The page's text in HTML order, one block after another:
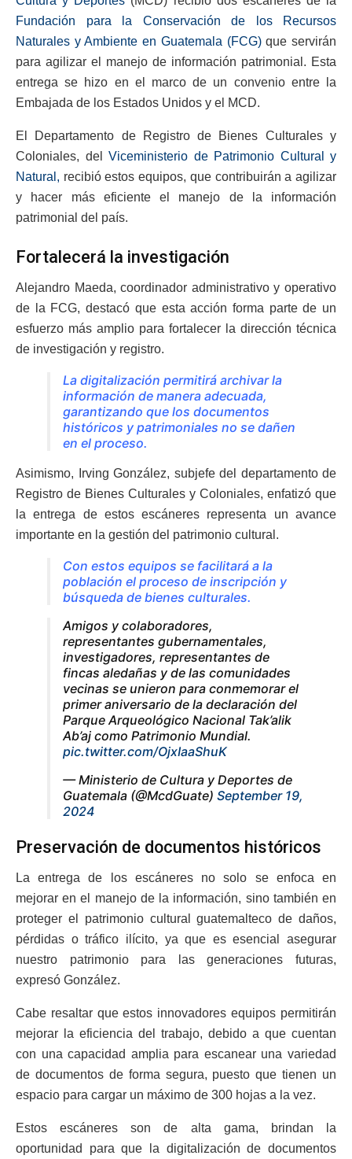
Fundación para la Conservación de los Recursos
Naturales y Ambiente en Guatemala (FCG)que servirán
para agilizar el manejo de información patrimonial. Esta
entrega se hizo en el marco de un convenio entre la
Embajada de los Estados Unidos y el MCD.
El Departamento de Registro de Bienes Culturales y
Coloniales, del Viceministerio de Patrimonio Cultural y
Natural, recibió estos equipos, que contribuirán a agilizar
y hacer más eficiente el manejo de la información
patrimonial del país.
Fortalecerá la investigación
Alejandro Maeda, coordinador administrativo y operativo
de la FCG, destacó que esta acción forma parte de un
esfuerzo más amplio para fortalecer la dirección técnica
de investigación y registro.
La digitalización permitirá archivar la
información de manera adecuada,
garantizando que los documentos
históricos y patrimoniales no se dañen
en el proceso.
Asimismo, Irving González, subjefe del departamento de
Registro de Bienes Culturales y Coloniales, enfatizó que
la entrega de estos escáneres representa un avance
importante en la gestión del patrimonio cultural.
Con estos equipos se facilitará a la
población el proceso de inscripción y
búsqueda de bienes culturales.
Amigos y colaboradores,
representantes gubernamentales,
investigadores, representantes de
fincas aledañas y de las comunidades
vecinas se unieron para conmemorar el
primer aniversario de la declaración del
Parque Arqueológico Nacional Tak’alik
Ab’aj como Patrimonio Mundial.
pic.twitter.com/OjxIaaShuK
— Ministerio de Cultura y Deportes de
Guatemala (@McdGuate) September 19,
2024
Preservación de documentos históricos
La entrega de los escáneres no solo se enfoca en
mejorar en el manejo de la información, sino también en
proteger el patrimonio cultural guatemalteco de daños,
pérdidas o tráfico ilícito, ya que es esencial asegurar
nuestro patrimonio para las generaciones futuras,
expresó González.
Cabe resaltar que estos innovadores equipos permitirán
mejorar la eficiencia del trabajo, debido a que cuentan
con una capacidad amplia para escanear una variedad
de documentos de forma segura, puesto que tienen un
espacio para cargar un máximo de 300 hojas a la vez.
Estos escáneres son de alta gama, brindan la
oportunidad para que la digitalización de documentos